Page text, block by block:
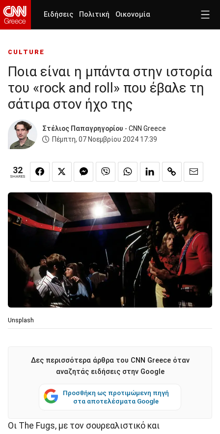
Ειδήσεις Πολιτική Οικονομία
CULTURE
Ποια είναι η μπάντα στην ιστορία
του «rock and roll» που έβαλε τη
σάτιρα στον ήχο της
Στέλιος Παπαγρηγορίου - CNN Greece
Πέμπτη, 07 Νοεμβρίου 2024 17:39
32
SHARES
Unsplash
Δες περισσότερα άρθρα του CNN Greece όταν
αναζητάς ειδήσεις στην Google
Προσθήκη ως προτιμώμενη πηγή
στα αποτελέσματα Google
Οι The Fugs, με τον σουρεαλιστικό και